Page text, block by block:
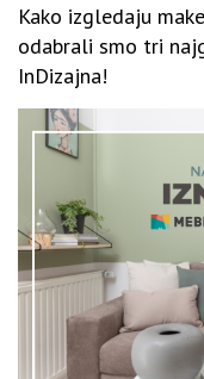
Kako izgledaju
odabrali smo tri
InDizajna!